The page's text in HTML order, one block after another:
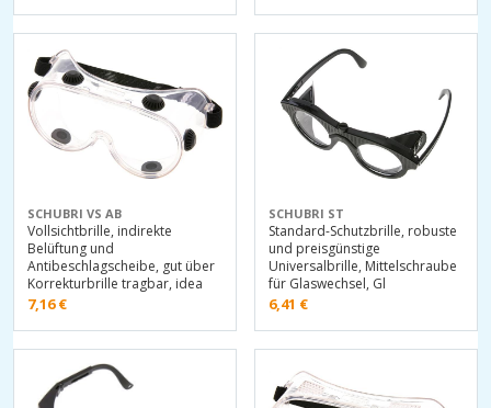
SCHUBRI VS AB
Vollsichtbrille, indirekte
Belüftung und
Antibeschlagscheibe, gut über
Korrekturbrille tragbar, idea
7,16€
SCHUBRI ST
Standard-Schutzbrille, robuste
und preisgünstige
Universalbrille, Mittelschraube
für Glaswechsel, Gl
6,41 €